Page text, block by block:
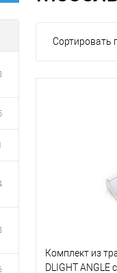
Сортировать
Комплект из
DLIGHT